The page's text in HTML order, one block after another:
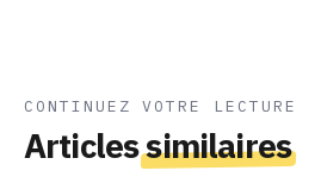
CONTINUEZ VOTRE LECTURE
Articlessimilaires